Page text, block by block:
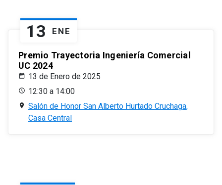
13 ENE
Premio Trayectoria Ingeniería Comercial
UC 2024
13 de Enero de 2025
12:30 a 14:00
Salón de Honor San Alberto Hurtado Cruchaga,
Casa Central